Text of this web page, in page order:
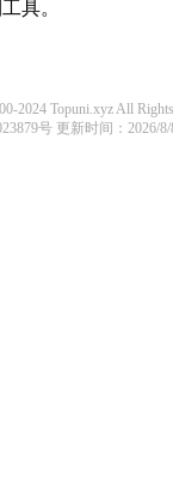
具。
2024 Topuni.xyz All
号更新时间：2026/8/